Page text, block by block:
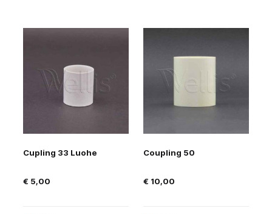
Cupling 33 Luohe
€ 5,00
Coupling 50
€ 10,00